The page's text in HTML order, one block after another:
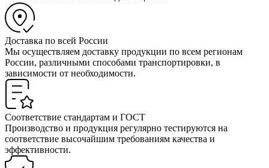
Доставка по всей России
Мы осуществляем доставку продукции по всем регионам
России, различными способами транспортировки, в
зависимости от необходимости.
Соответствие стандартам и ГОСТ
Производство и продукция регулярно тестируются на
соответствие высочайшим требованиям качества и
эффективности.